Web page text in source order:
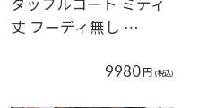
丈 フーディ無し …
9980円 (税込)